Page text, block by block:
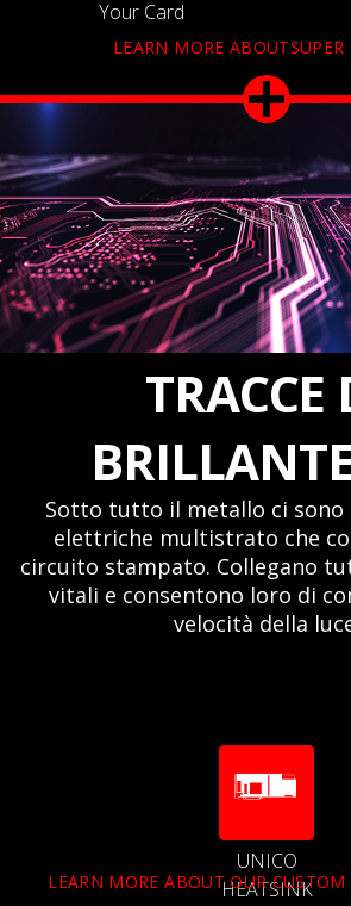
Your Card
LEARN MORE
TRACCE
Sotto tutto il metallo ci sono
elettriche multistrato che
circuito stampato. Collegano
vitali e consentono loro di
velocità della
UNICO
HEATSINK
LEARN MORE ABOUT OUR